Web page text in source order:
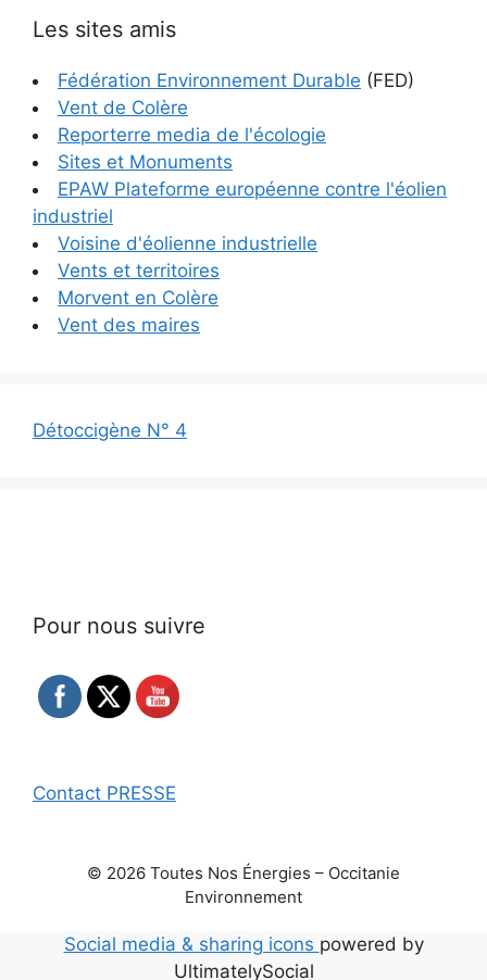
Les sites amis
Fédération Environnement Durable (FED)
Vent de Colère
Reporterre media de l'écologie
Sites et Monuments
EPAW Plateforme européenne contre l'éolien
industriel
Voisine d'éolienne industrielle
Vents et territoires
Morvent en Colère
Vent des maires
Détoccigène N° 4
Pour nous suivre
Contact PRESSE
© 2026 Toutes Nos Énergies – Occitanie
Environnement
Social media & sharing icons powered by
UltimatelySocial